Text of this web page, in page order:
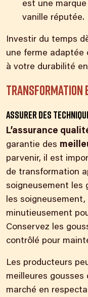
est une marque
vanille réputée.
Investir du temps
une ferme adaptée
à votre durabilité
Transformation
Assurer des
L’assurance
garantie des
parvenir, il est
de transformation
soigneusement les
les
minutieusement
Conservez les
contrôlé pour
Les producteurs
meilleures gousses
marché en